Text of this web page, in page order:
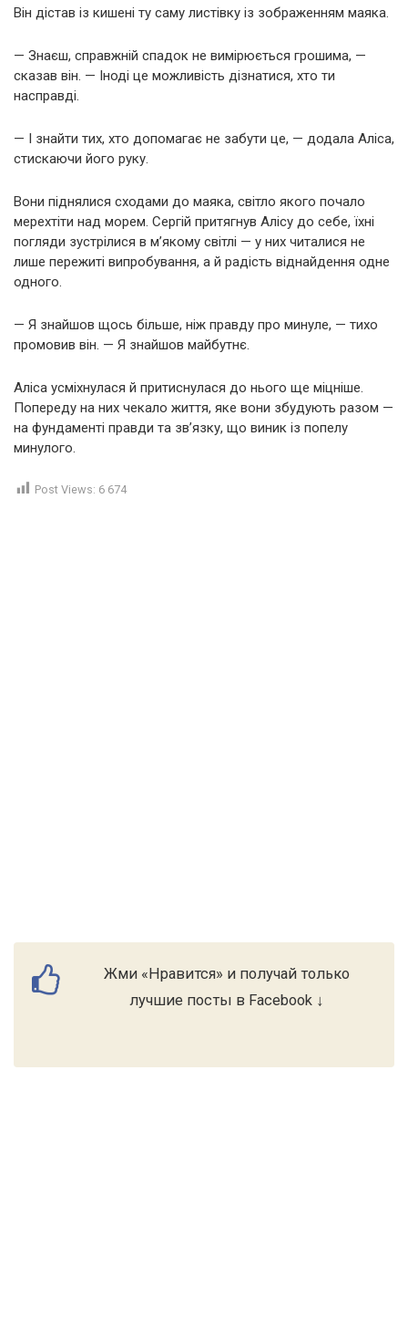
Він дістав із кишені ту саму листівку із зображенням маяка.
— Знаєш, справжній спадок не вимірюється грошима, —
сказав він. — Іноді це можливість дізнатися, хто ти
насправді.
— І знайти тих, хто допомагає не забути це, — додала Аліса,
стискаючи його руку.
Вони піднялися сходами до маяка, світло якого почало
мерехтіти над морем. Сергій притягнув Алісу до себе, їхні
погляди зустрілися в м’якому світлі — у них читалися не
лише пережиті випробування, а й радість віднайдення одне
одного.
— Я знайшов щось більше, ніж правду про минуле, — тихо
промовив він. — Я знайшов майбутнє.
Аліса усміхнулася й притиснулася до нього ще міцніше.
Попереду на них чекало життя, яке вони збудують разом —
на фундаменті правди та зв’язку, що виник із попелу
минулого.
Post Views: 6 674
Жми «Нравится» и получай только
лучшие посты в Facebook ↓